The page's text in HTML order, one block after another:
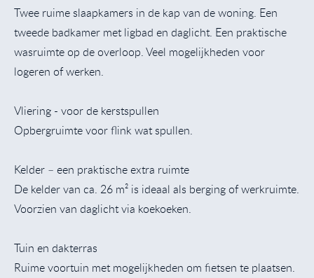
Twee ruime slaapkamers in de kap van de woning. Een
tweede badkamer met ligbad en daglicht. Een praktische
wasruimte op de overloop. Veel mogelijkheden voor
logeren of werken.
Vliering - voor de kerstspullen
Opbergruimte voor flink wat spullen.
Kelder – een praktische extra ruimte
De kelder van ca. 26 m² is ideaal als berging of werkruimte.
Voorzien van daglicht via koekoeken.
Tuin en dakterras
Ruime voortuin met mogelijkheden om fietsen te plaatsen.